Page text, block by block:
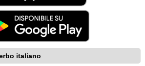
italiano